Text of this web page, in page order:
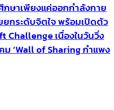
กษาเพียงแค่ออกกำลังกาย
ยกระดับจิตใจ พร้อมเปิดตัว
Challenge เนื่องในวันวิ่ง
ม ‘Wall of Sharing กำแพง